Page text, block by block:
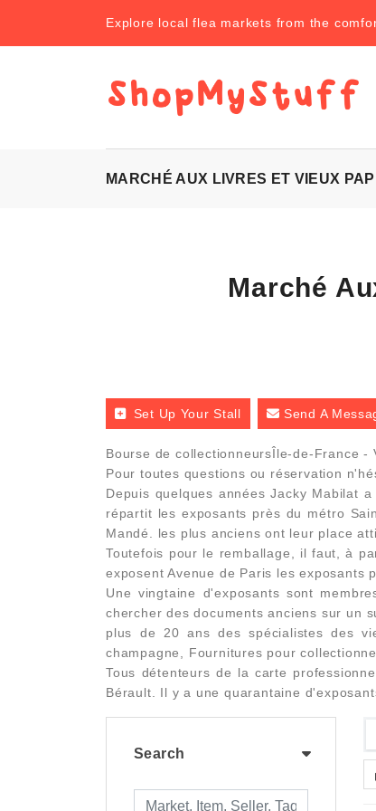
Explore local flea markets from the
MARCHÉ AUX LIVRES ET VIEUX
Marché
Set Up Your Stall Send A
Bourse de collectionneursÎle-de-France
Pour toutes questions ou réservation
Depuis quelques années Jacky Mabilat
répartit les exposants près du métro
Mandé. les plus anciens ont leur place
Toutefois pour le remballage, il faut, à
exposent Avenue de Paris les exposants
Une vingtaine d'exposants sont
chercher des documents anciens sur un
plus de 20 ans des spécialistes des
champagne, Fournitures pour
Tous détenteurs de la carte
Bérault. Il y a une quarantaine
Search